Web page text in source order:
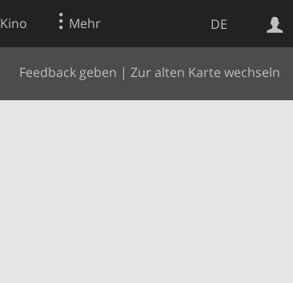
DE
Kino Mehr
Feedback geben | Zur alten Karte wechseln
Websuche